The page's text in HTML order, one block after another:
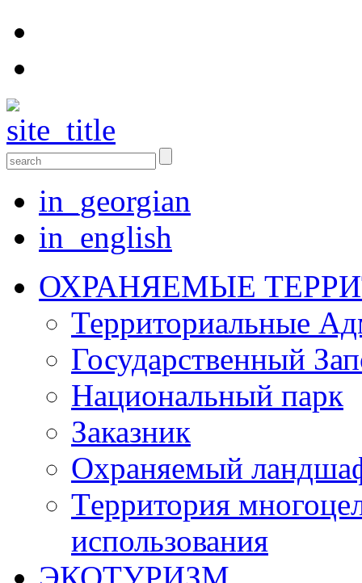
in_georgian
in_english
ОХРАНЯЕМЫЕ
Территориальные
Государственный
Национальный парк
Заказник
Oхраняемый
Tерритория
использования